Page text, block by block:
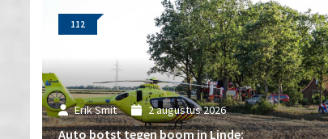
Erik Smit 2 augustus 2026
Auto botst tegen boom in Linde:
112